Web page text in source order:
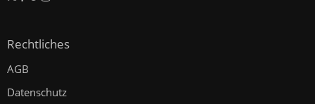
Rechtliches
AGB
Datenschutz